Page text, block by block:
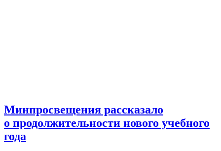
Минпросвещения рассказало
о продолжительности нового учебного
года